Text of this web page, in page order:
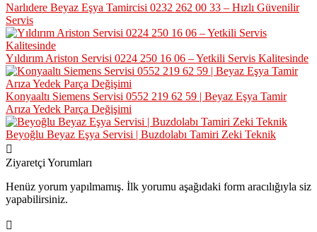
Narlıdere Beyaz Eşya Tamircisi 0232 262 00 33 – Hızlı Güvenilir
Servis
Yıldırım Ariston Servisi 0224 250 16 06 – Yetkili Servis Kalitesinde
Konyaaltı Siemens Servisi 0552 219 62 59 | Beyaz Eşya Tamir
Arıza Yedek Parça Değişimi
Beyoğlu Beyaz Eşya Servisi | Buzdolabı Tamiri Zeki Teknik
Ziyaretçi Yorumları
Henüz yorum yapılmamış. İlk yorumu aşağıdaki form aracılığıyla siz
yapabilirsiniz.